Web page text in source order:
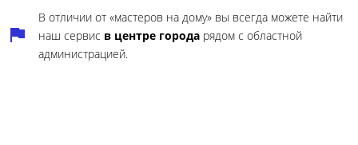
В отличии от «мастеров на дому» вы всегда можете найти
наш сервис в центре города рядом с областной
администрацией.